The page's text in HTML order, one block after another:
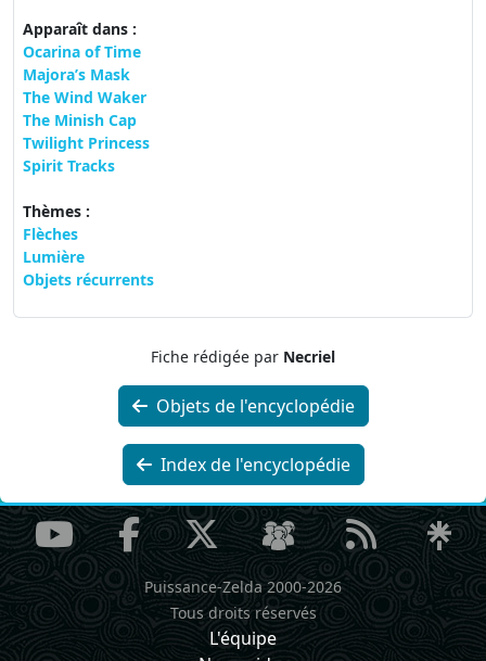
Apparaît dans :
Ocarina of Time
Majora’s Mask
The Wind Waker
The Minish Cap
Twilight Princess
Spirit Tracks
Thèmes :
Flèches
Lumière
Objets récurrents
Fiche rédigée par Necriel
Objets de l'encyclopédie
Index de l'encyclopédie
Puissance-Zelda 2000-2026
Tous droits réservés
L'équipe